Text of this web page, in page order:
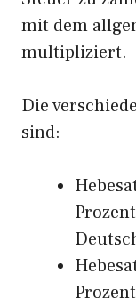
mit dem
multipliziert.
Die
sind: